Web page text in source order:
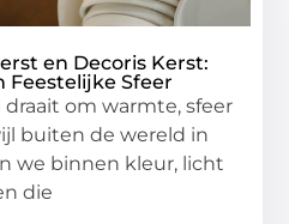
en Decoris Kerst:
Feestelijke Sfeer
om warmte, sfeer
buiten de wereld in
we binnen kleur, licht
die